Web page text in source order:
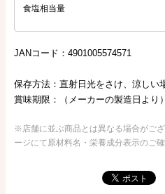
食塩相当量
JANコード：4901005574571
保存方法：直射日光をさけ、涼しい
賞味期限：（メーカーの製造日より
※店舗に並ぶ商品とは異なる場合がご
ージにて原材料名・栄養成分表示のご